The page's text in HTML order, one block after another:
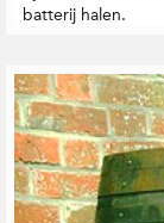
batterij halen.